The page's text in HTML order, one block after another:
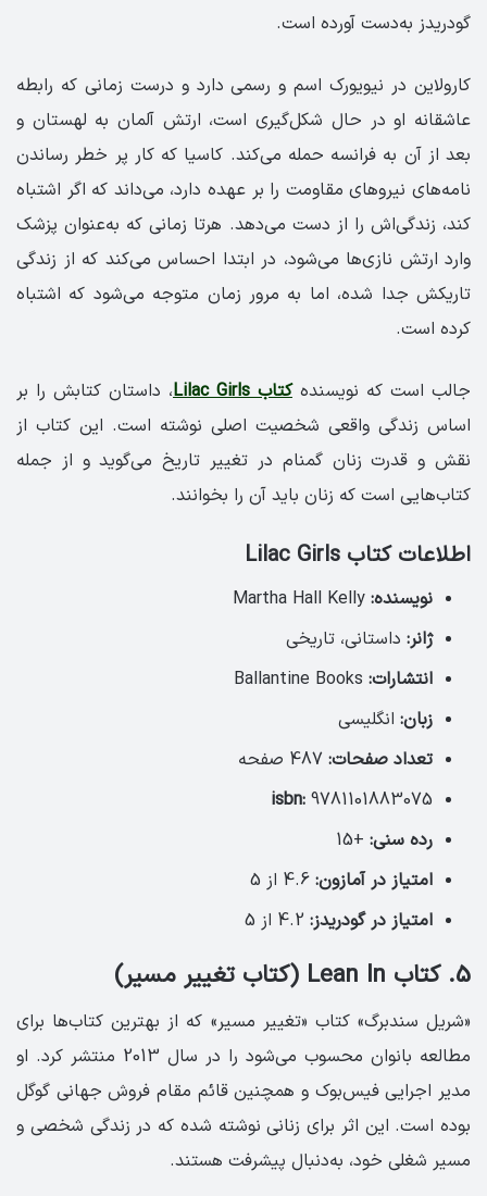
گودریدز به‌دست آورده است.
کارولاین در نیویورک اسم و رسمی دارد و درست زمانی که رابطه
عاشقانه او در حال شکل‌گیری است، ارتش آلمان به لهستان و
بعد از آن به فرانسه حمله می‌کند. کاسیا که کار پر خطر رساندن
نامه‌های نیروهای مقاومت را بر عهده دارد، می‌داند که اگر اشتباه
کند، زندگی‌اش را از دست می‌دهد. هرتا زمانی که به‌عنوان پزشک
وارد ارتش نازی‌ها می‌شود، در ابتدا احساس می‌کند که از زندگی
تاریکش جدا شده، اما به مرور زمان متوجه می‌شود که اشتباه
کرده است.
جالب است که نویسندهکتاب Lilac Girls
، داستان کتابش را بر
اساس زندگی واقعی شخصیت اصلی نوشته است. این کتاب از
نقش و قدرت زنان گمنام در تغییر تاریخ می‌گوید و از جمله
کتاب‌هایی است که زنان باید آن را بخوانند.
اطلاعات کتاب Lilac Girls
نویسنده:
ژانر: داستانی، تاریخی
انتشارات:
زبان: انگلیسی
تعداد صفحات:
isbn: 9781101883075
رده سنی: +15
امتیاز در آمازون:
امتیاز در گودریدز:
5. کتاب Lean In (کتاب تغییر مسیر)
«شریل سندبرگ» کتاب «تغییر مسیر» که از بهترین کتاب‌ها برای
مطالعه بانوان محسوب می‌شود را در سال 2013 منتشر کرد. او
مدیر اجرایی فیس‌بوک و همچنین قائم مقام فروش جهانی گوگل
بوده است. این اثر برای زنانی نوشته شده که در زندگی شخصی و
مسیر شغلی خود، به‌دنبال پیشرفت هستند.